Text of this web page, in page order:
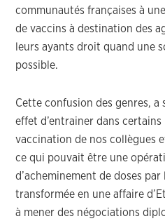
communautés françaises à
de vaccins à destination des
leurs ayants droit quand une
possible.
Cette confusion des genres, a
effet d’entrainer dans
vaccination de nos collègues
ce qui pouvait être une
d’acheminement de doses
transformée en une affaire
à mener des négociations